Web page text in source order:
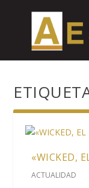
«WICKED,
ACTUALIDAD